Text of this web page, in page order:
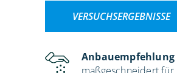
VERSUCHSERGEBNISSE
Anbauempfehlung